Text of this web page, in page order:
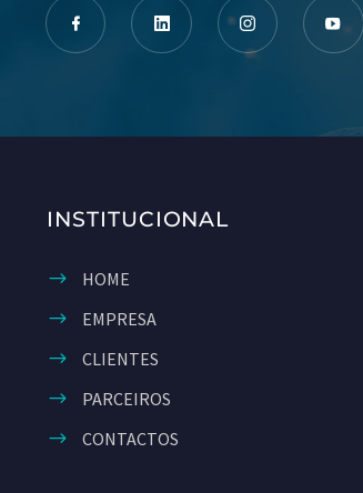
INSTITUCIONAL
HOME
EMPRESA
CLIENTES
PARCEIROS
CONTACTOS